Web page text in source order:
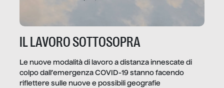
IL LAVORO SOTTOSOPRA
Le nuove modalità di lavoro a distanza innescate di
colpo dall’emergenza COVID-19 stanno facendo
riflettere sulle nuove e possibili geografie